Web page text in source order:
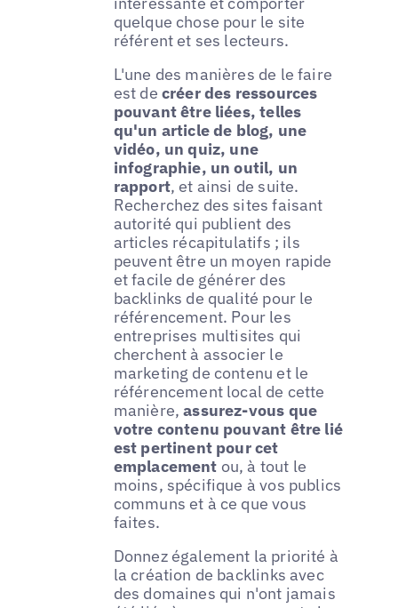
quelque chose pour le site
référent et ses lecteurs.
L'une des manières de le faire
est de créer des ressources
pouvant être liées, telles
qu'un article de blog, une
vidéo, un quiz, une
infographie, un outil, un
rapport, et ainsi de suite.
Recherchez des sites faisant
autorité qui publient des
articles récapitulatifs ; ils
peuvent être un moyen rapide
et facile de générer des
backlinks de qualité pour le
référencement. Pour les
entreprises multisites qui
cherchent à associer le
marketing de contenu et le
référencement local de cette
manière,assurez-vous que
votre contenu pouvant être lié
est pertinent pour cet
emplacement ou, à tout le
moins, spécifique à vos publics
communs et à ce que vous
faites.
Donnez également la priorité à
la création de backlinks avec
des domaines qui n'ont jamais